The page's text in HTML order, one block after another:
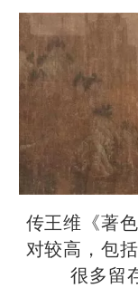
传王维《著
对较高，包
很多留